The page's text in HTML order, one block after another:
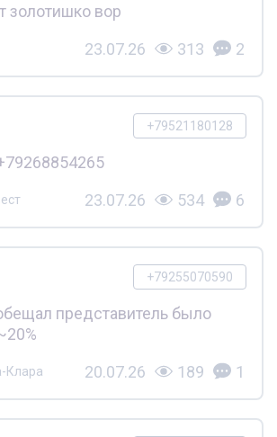
золотишко вор
23.07.26 313 2
+79521180128
23.07.26 534 6
+79255070590
представитель было
Клара 20.07.26 189 1